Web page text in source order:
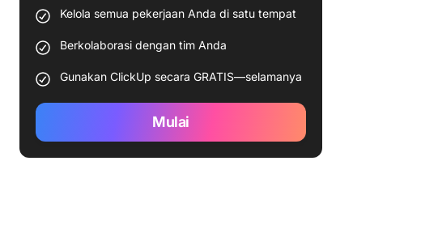
Kelola semua pekerjaan Anda di satu tempat
Berkolaborasi dengan tim Anda
Gunakan ClickUp secara GRATIS—selamanya
Mulai